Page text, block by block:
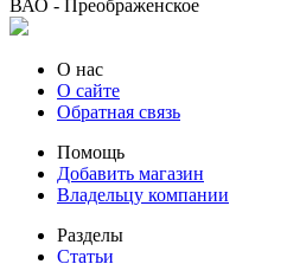
ВАО - Преображенское
О нас
О сайте
Обратная связь
Помощь
Добавить магазин
Владельцу компании
Разделы
Статьи